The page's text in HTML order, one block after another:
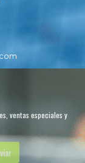
ventas especiales y